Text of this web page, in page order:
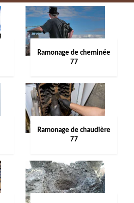
Ramonage de cheminée
77
Ramonage de chaudière
77